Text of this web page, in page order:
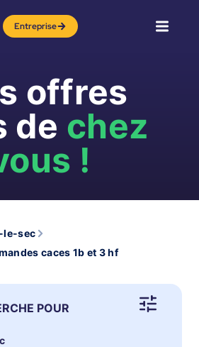
Entreprise
offres
de chez
!
le-sec
caces 1b et 3 hf
POUR